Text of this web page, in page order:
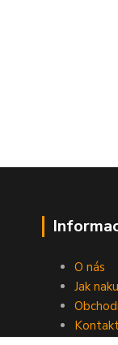
O nás
Jak